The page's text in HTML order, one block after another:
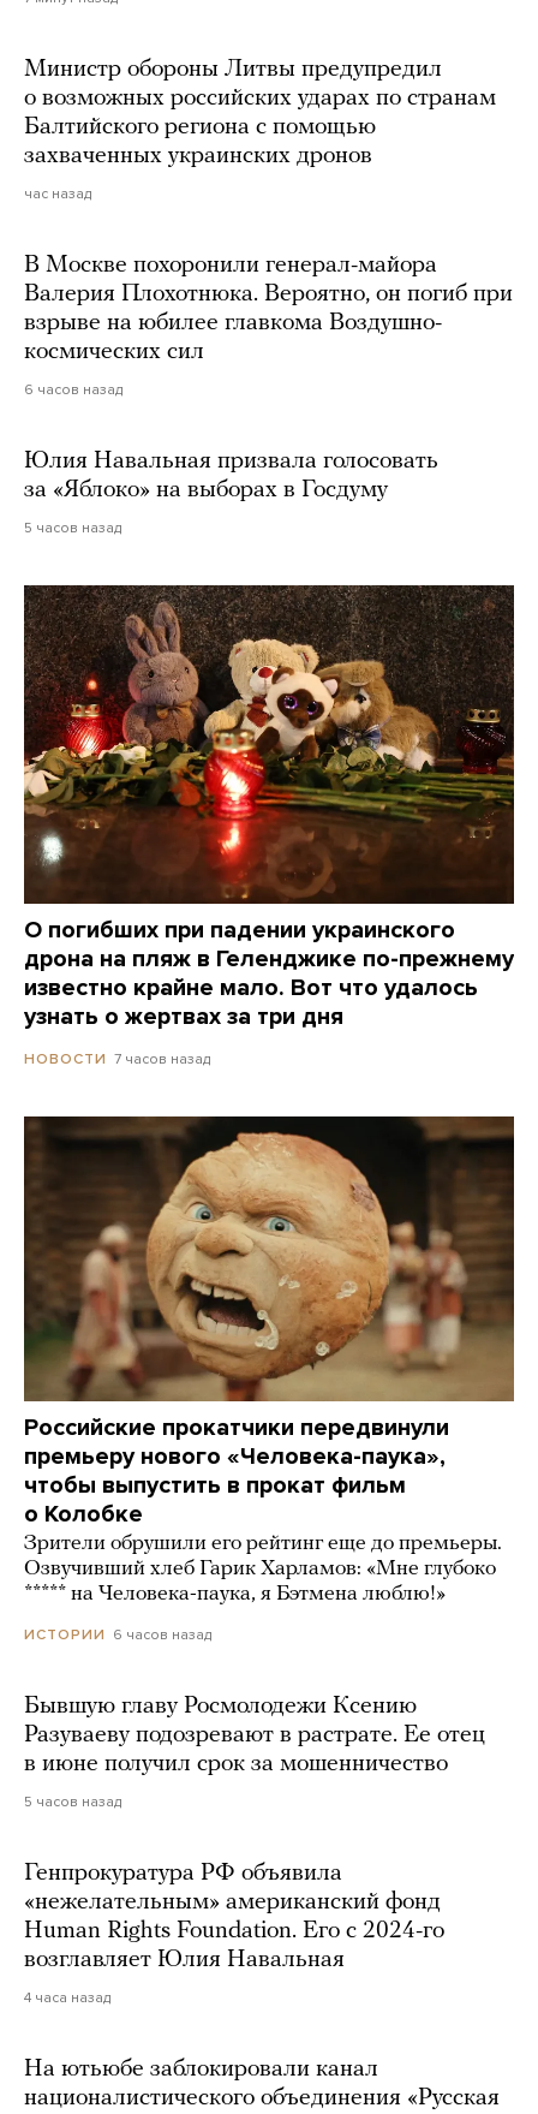
Министр обороны Литвы предупредил
о возможных российских ударах по странам
Балтийского региона с помощью
захваченных украинских дронов
час назад
В Москве похоронили генерал-майора
Валерия Плохотнюка. Вероятно, он погиб при
взрыве на юбилее главкома Воздушно-
космических сил
6 часов назад
Юлия Навальная призвала голосовать
за «Яблоко» на выборах в Госдуму
5 часов назад
О погибших при падении украинского
дрона на пляж в Геленджике по-прежнему
известно крайне мало. Вот что удалось
узнать о жертвах за три дня
НОВОСТИ 7 часов назад
Российские прокатчики передвинули
премьеру нового «Человека-паука»,
чтобы выпустить в прокат фильм
о Колобке
Зрители обрушили его рейтинг еще до премьеры.
Озвучивший хлеб Гарик Харламов: «Мне глубоко
***** на Человека-паука, я Бэтмена люблю!»
ИСТОРИИ 6 часов назад
Бывшую главу Росмолодежи Ксению
Разуваеву подозревают в растрате. Ее отец
в июне получил срок за мошенничество
5 часов назад
Генпрокуратура РФ объявила
«нежелательным» американский фонд
Human Rights Foundation. Его с 2024-го
возглавляет Юлия Навальная
4 часа назад
На ютьюбе заблокировали канал
националистического объединения «Русская